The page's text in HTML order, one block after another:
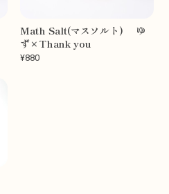
Math Salt(マスソルト) ゆ
ず×Thank you
¥880